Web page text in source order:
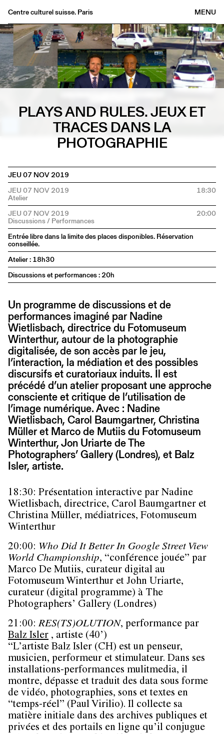
MENU
Centre culturel suisse. Paris
Agenda
Librairie
Buvette
Archives
Éditions
PLAYS AND RULES. JEUX ET
TRACES DANS LA
PHOTOGRAPHIE
JEU 07 NOV 2019
JEU 07 NOV 2019
18:30
JEU 07 NOV 2019 20:00
Entrée libre dans la limite des places disponibles. Réservation
conseillée.
Atelier : 18h30
Discussions et performances : 20h
Un programme de discussions et de
performances imaginé par Nadine
Wietlisbach, directrice du Fotomuseum
Winterthur, autour de la photographie
digitalisée, de son accès par le jeu,
l’interaction, la médiation et des possibles
discursifs et curatoriaux induits. Il est
précédé d’un atelier proposant une approche
consciente et critique de l’utilisation de
l’image numérique. Avec : Nadine
Wietlisbach, Carol Baumgartner, Christina
Müller et Marco de Mutiis du Fotomuseum
Winterthur, Jon Uriarte de The
Photographers’ Gallery (Londres), et Balz
Isler, artiste.
18:30: Présentation interactive par Nadine
Wietlisbach, directrice, Carol Baumgartner et
Christina Müller, médiatrices, Fotomuseum
Winterthur
20:00: Who Did It Better In Google Street View
World Championship, “conférence jouée” par
Marco De Mutiis, curateur digital au
Fotomuseum Winterthur et John Uriarte,
curateur (digital programme) à The
Photographers’ Gallery (Londres)
21:00:RES(TS)OLUTION, performance par
Balz Isler , artiste (40’)
“L’artiste Balz Isler (CH) est un penseur,
musicien, performeur et stimulateur. Dans ses
installations-performances mulitmedia, il
montre, dépasse et traduit des data sous forme
de vidéo, photographies, sons et textes en
“temps-réel” (Paul Virilio). Il collecte sa
matière initiale dans des archives publiques et
privées et des portails en ligne qu’il conjugue